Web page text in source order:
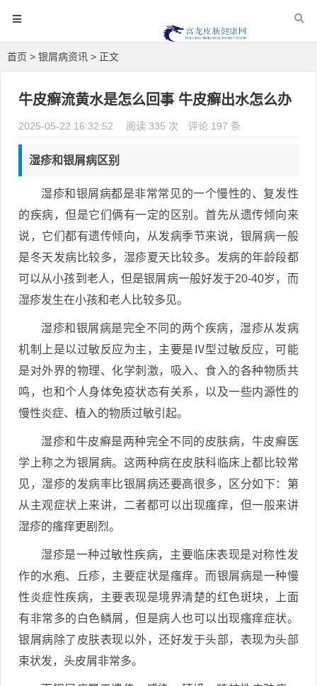
首页 > 银屑病资讯 > 正文
牛皮癣流黄水是怎么回事 牛皮癣出水怎么办
2025-05-22 16:32:52 阅读 335 次 评论 197 条
湿疹和银屑病区别
湿疹和银屑病都是非常常见的一个慢性的、复发性
的疾病，但是它们俩有一定的区别。首先从遗传倾向来
说，它们都有遗传倾向，从发病季节来说，银屑病一般
是冬天发病比较多，湿疹夏天比较多。发病的年龄段都
可以从小孩到老人，但是银屑病一般好发于20-40岁，而
湿疹发生在小孩和老人比较多见。
湿疹和银屑病是完全不同的两个疾病，湿疹从发病
机制上是以过敏反应为主，主要是Ⅳ型过敏反应，可能
是对外界的物理、化学刺激，吸入、食入的各种物质共
鸣，也和个人身体免疫状态有关系，以及一些内源性的
慢性炎症、植入的物质过敏引起。
湿疹和牛皮癣是两种完全不同的皮肤病，牛皮癣医
学上称之为银屑病。这两种病在皮肤科临床上都比较常
见，湿疹的发病率比银屑病还要高很多，区分如下：第
从主观症状上来讲，二者都可以出现瘙痒，但一般来讲
湿疹的瘙痒更剧烈。
湿疹是一种过敏性疾病，主要临床表现是对称性发
作的水疱、丘疹，主要症状是瘙痒。而银屑病是一种慢
性炎症性疾病，主要表现是境界清楚的红色斑块，上面
有非常多的白色鳞屑，但是病人也可以出现瘙痒症状。
银屑病除了皮肤表现以外，还好发于头部，表现为头部
束状发，头皮屑非常多。